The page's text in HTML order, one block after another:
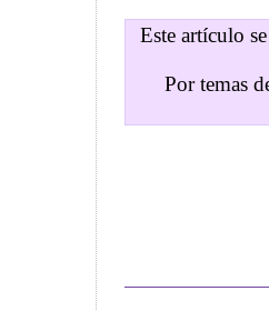
Este artículo
Por temas